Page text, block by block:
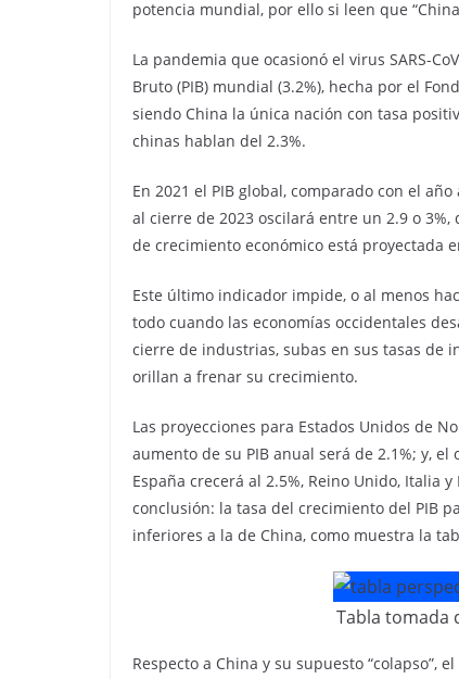
potencia mundial, por ello si leen que
La pandemia que ocasionó el virus SARS-
Bruto (PIB) mundial (3.2%), hecha por el
siendo China la única nación con tasa
chinas hablan del 2.3%.
En 2021 el PIB global, comparado con el
al cierre de 2023 oscilará entre un 2.9 o
de crecimiento económico está proyectada
Este último indicador impide, o al menos
todo cuando las economías occidentales
cierre de industrias, subas en sus tasas de
orillan a frenar su crecimiento.
Las proyecciones para Estados Unidos de
aumento de su PIB anual será de 2.1%; y,
España crecerá al 2.5%, Reino Unido, Italia
conclusión: la tasa del crecimiento del PIB
inferiores a la de China, como muestra la
Tabla tomada
Respecto a China y su supuesto “colapso”,